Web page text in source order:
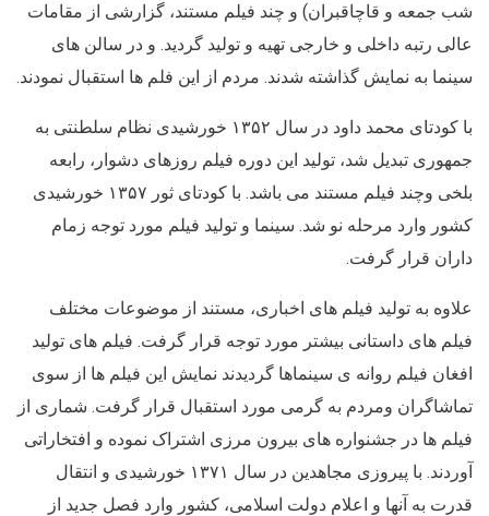
شب جمعه و قاچاقبران) و چند فیلم مستند، گزارشی از مقامات
عالی رتبه داخلی و خارجی تهیه و تولید گردید. و در سالن های
سینما به نمایش گذاشته شدند. مردم از این فلم ها استقبال نمودند.
با کودتای محمد داود در سال ۱۳۵۲ خورشیدی نظام سلطنتی به
جمهوری تبدیل شد، تولید این دوره فیلم روزهای دشوار، رابعه
بلخی وچند فیلم مستند می باشد. با کودتای ثور ۱۳۵۷ خورشیدی
کشور وارد مرحله نو شد. سینما و تولید فیلم مورد توجه زمام
داران قرار گرفت.
علاوه به تولید فیلم های اخباری، مستند از موضوعات مختلف
فیلم های داستانی بیشتر مورد توجه قرار گرفت. فیلم های تولید
افغان فیلم روانه ی سینماها گردیدند نمایش این فیلم ها از سوی
تماشاگران ومردم به گرمی مورد استقبال قرار گرفت. شماری از
فیلم ها در جشنواره های بیرون مرزی اشتراک نموده و افتخاراتی
آوردند. با پیروزی مجاهدین در سال ۱۳۷۱ خورشیدی و انتقال
قدرت به آنها و اعلام دولت اسلامی، کشور وارد فصل جدید از